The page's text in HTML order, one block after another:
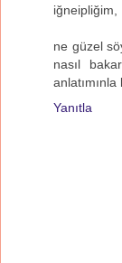
iğneipliğim,
ne güzel
nasıl
Yanıtla